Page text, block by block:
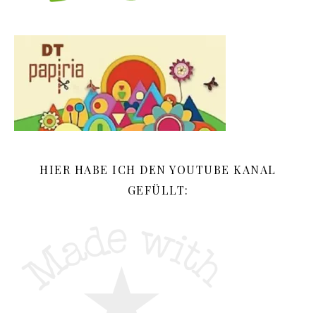
HIER HABE ICH DEN YOUTUBE KANAL
GEFÜLLT: